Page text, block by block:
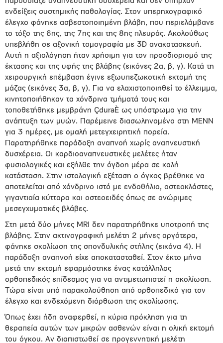
ενδείξεις συστημικής παθολογίας. Στον υπερηχογραφικό
έλεγχο φάνηκε ασβεστοποιημένη βλάβη, που περιελάμβανε
το τόξο της 6ης, της 7ης και της 8ης πλευράς. Ακολούθως
υπεβλήθη σε αξονική τομογραφία με 3D ανακατασκευή.
Αυτή η αξιολόγηση ήταν χρήσιμη για τον προσδιορισμό της
έκτασης και της υφής της βλάβης (εικόνες 2α, β, γ). Κατά τη
χειρουργική επέμβαση έγινε εξωυπεζωκοτική εκτομή της
μάζας (εικόνες 3α, β, γ). Για να ελαχιστοποιηθεί το έλλειμμα,
κινητοποιήθηκαν τα χόνδρινα τμήματά τους και
τοποθετήθηκε μεμβράνη ÇduraÈ ως υπόστρωμα για την
ανάπτυξη των μυών. Παρέμεινε διασωληνομένο στη ΜΕΝΝ
για 3 ημέρες, με ομαλή μετεγχειρητική πορεία.
Παρατηρήθηκε παράδοξη αναπνοή χωρίς αναπνευστική
δυσχέρεια. Οι καρδιοαναπνευστικές μελέτες ήταν
φυσιολογικές και εξήλθε την όγδοη μέρα σε καλή
κατάσταση. Στην ιστολογική εξέταση ο όγκος βρέθηκε να
αποτελείται από χόνδρινο ιστό με ενδοθήλιο, οστεοκλάστες,
γιγαντιαία κύτταρα και οστεοειδές όπως σε ανώριμες
μεσεγχυματικές βλάβες.
Στη μετά δύο μήνες MRI δεν παρατηρήθηκε υποτροπή της
βλάβης. Στην ακτινογραφική μελέτη 2 μήνες αργότερα,
φάνηκε σκολίωση της σπονδυλικής στήλης (εικόνα 4). Η
παράδοξη αναπνοή είχε αποκατασταθεί. Στον έκτο μήνα
μετά την εκτομή εφαρμόστηκε ένας κατάλληλος
ορθοπεδικός επίδεσμος για να αντιμετωπιστεί η σκολίωση.
Τώρα είναι υπό παρακολούθηση από ορθοπεδικό για τον
έλεγχο και ενδεχόμενη διόρθωση της σκολίωσης.
Όπως έχει ήδη αναφερθεί, η κύρια πρόκληση για τη
θεραπεία αυτών των μικρών ασθενών είναι η ολική εκτομή
του όγκου. Αν διαπιστωθεί σε προγεννητική μελέτη